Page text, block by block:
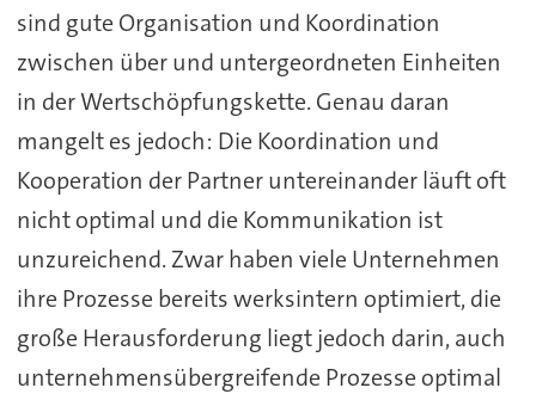
sind gute Organisation und Koordination
zwischen über und untergeordneten Einheiten
in der Wertschöpfungskette. Genau daran
mangelt es jedoch: Die Koordination und
Kooperation der Partner untereinander läuft oft
nicht optimal und die Kommunikation ist
unzureichend. Zwar haben viele Unternehmen
ihre Prozesse bereits werksintern optimiert, die
große Herausforderung liegt jedoch darin, auch
unternehmensübergreifende Prozesse optimal